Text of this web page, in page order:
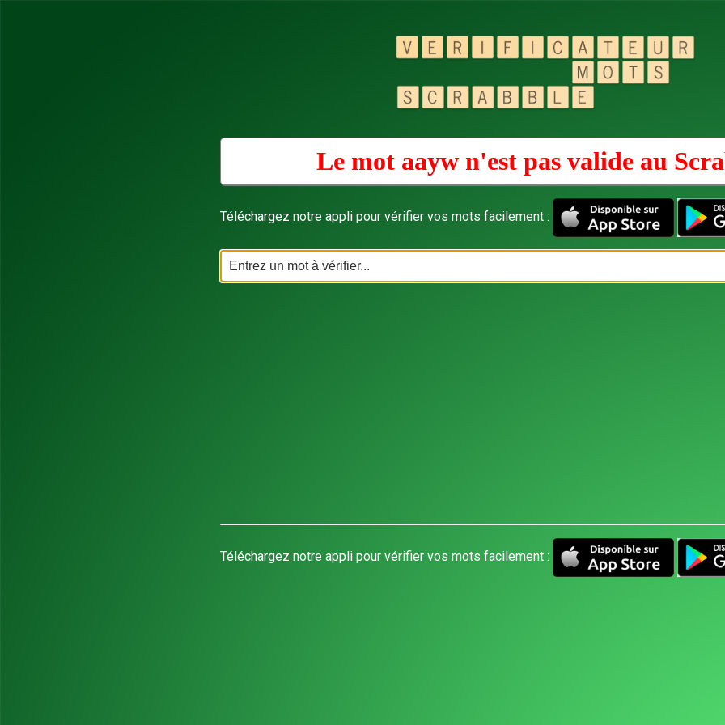
Le mot aayw n'est pas valide au
Téléchargez notre appli pour vérifier vos mots facilement :
Téléchargez notre appli pour vérifier vos mots facilement :